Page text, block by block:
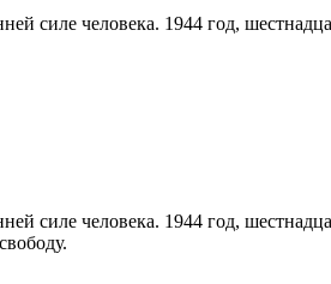
силе человека. 1944 год,
силе человека. 1944 год,